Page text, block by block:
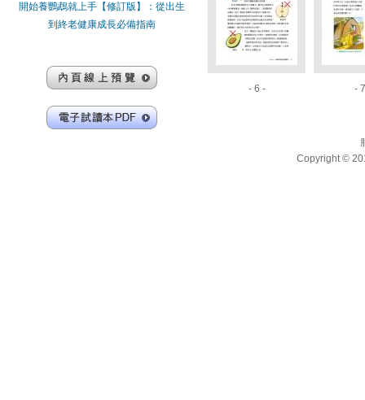
開始養鸚鵡就上手【修訂版】：從出生
到終老健康成長必備指南
- 6 - -
Copyright ©